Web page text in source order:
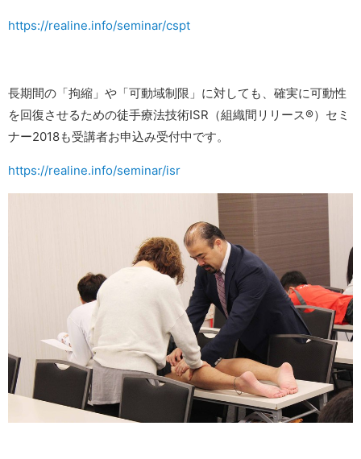
https://realine.info/seminar/cspt
長期間の「拘縮」や「可動域制限」に対しても、確実に可動性
を回復させるための徒手療法技術ISR（組織間リリース®）セミ
ナー2018も受講者お申込み受付中です。
https://realine.info/seminar/isr